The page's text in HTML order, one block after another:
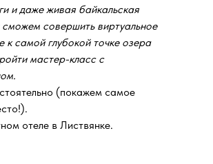
и даже живая байкальская
совершить виртуальное
к самой глубокой точке озера
мастер-класс с
(покажем самое
отеле в Листвянке.